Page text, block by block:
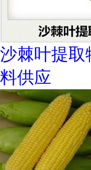
沙棘叶提取
料供应